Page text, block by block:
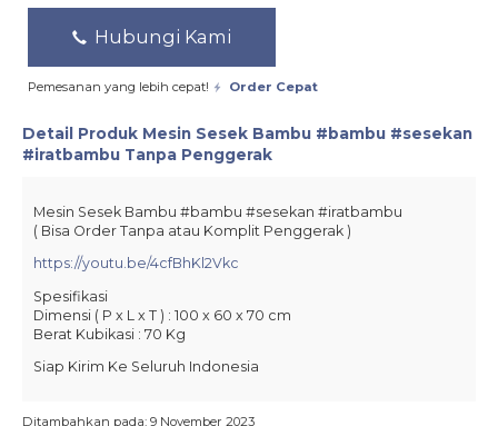
Hubungi Kami
Pemesanan yang lebih cepat! Order Cepat
Detail Produk Mesin Sesek Bambu #bambu #sesekan
#iratbambu Tanpa Penggerak
Mesin Sesek Bambu #bambu #sesekan #iratbambu
( Bisa Order Tanpa atau Komplit Penggerak )
https://youtu.be/4cfBhKl2Vkc
Spesifikasi
Dimensi ( P x L x T ) : 100 x 60 x 70 cm
Berat Kubikasi : 70 Kg
Siap Kirim Ke Seluruh Indonesia
Ditambahkan pada: 9 November 2023